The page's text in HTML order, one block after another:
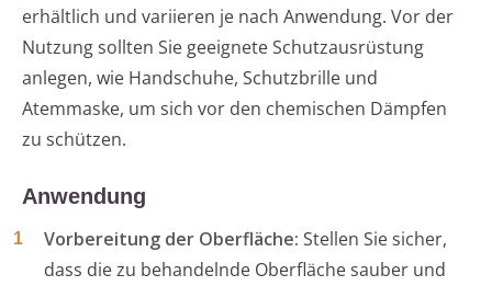
erhältlich und variieren je nach Anwendung. Vor der
Nutzung sollten Sie geeignete Schutzausrüstung
anlegen, wie Handschuhe, Schutzbrille und
Atemmaske, um sich vor den chemischen Dämpfen
zu schützen.
Anwendung
Vorbereitung der Oberfläche: Stellen Sie sicher,
dass die zu behandelnde Oberfläche sauber und